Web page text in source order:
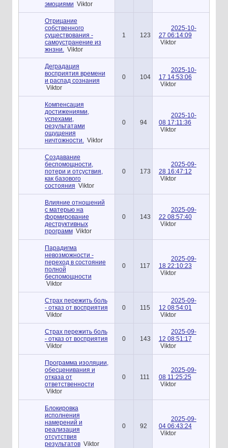
эмоциями Viktor
Отрицание
собственного
существования -
самоустранение из
жнзни.
Viktor
1 123
2025-10-
27 06:14:09
Viktor
Деградация
восприятия времени
и распад сознания
Viktor
0 104
2025-10-
17 14:53:06
Viktor
Компенсация
достижениями,
успехами,
результатами
ощущения
ничтожности.
Viktor
0 94
2025-10-
08 17:11:36
Viktor
Создавание
беспомощности,
потери и отсуствия,
как базового
состояния Viktor
0 173
2025-09-
28 16:47:12
Viktor
Влияние отношений
с матерью на
формирование
деструктивных
программ Viktor
0 143
2025-09-
22 08:57:40
Viktor
Парадигма
невозможности -
переход в состояние
полной
беспомощности
Viktor
0 117
2025-09-
18 22:10:23
Viktor
Страх пережить боль
- отказ от восприятия
Viktor
0 115
2025-09-
12 08:54:01
Viktor
Страх пережить боль
- отказ от восприятия
Viktor
0 143
2025-09-
12 08:51:17
Viktor
Программа изоляции,
обесценивания и
отказа от
ответственности
Viktor
0 111
2025-09-
08 11:25:25
Viktor
Блокировка
исполнения
намерений и
реализация
отсутствия
результатов Viktor
0 92
2025-09-
04 06:43:24
Viktor